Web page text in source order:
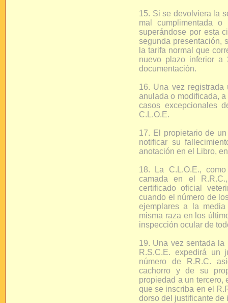
15. Si se devolviera la
mal cumplimentada
superándose por esta
segunda presentación,
la tarifa normal que
nuevo plazo inferior
documentación.
16. Una vez
anulada o modificada,
casos excepcionales
C.L.O.E.
17. El propietario de
notificar su
anotación en el Libro,
18. La C.L.O.E.,
camada en el
certificado oficial
cuando el número de
ejemplares a la
misma raza en los
inspección ocular de
19. Una vez sentada
R.S.C.E. expedirá un
número de R.R.C.
cachorro y de su
propiedad a un tercero,
que se inscriba en el
dorso del justificante de